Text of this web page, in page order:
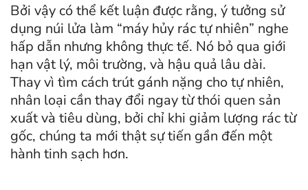
Bởi vậy có thể kết luận được rằng, ý tưởng sử
dụng núi lửa làm “máy hủy rác tự nhiên” nghe
hấp dẫn nhưng không thực tế. Nó bỏ qua giới
hạn vật lý, môi trường, và hậu quả lâu dài.
Thay vì tìm cách trút gánh nặng cho tự nhiên,
nhân loại cần thay đổi ngay từ thói quen sản
xuất và tiêu dùng, bởi chỉ khi giảm lượng rác từ
gốc, chúng ta mới thật sự tiến gần đến một
hành tinh sạch hơn.